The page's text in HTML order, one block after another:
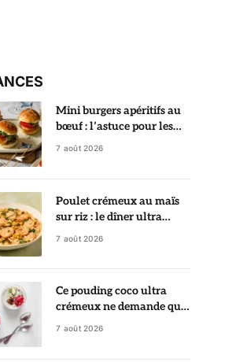
Mini burgers apéritifs au
bœuf : l’astuce pour les
garder ultra juteux
7 août 2026
Poulet crémeux au maïs
sur riz : le dîner ultra
gourmand prêt en 35
7 août 2026
Ce pouding coco ultra
crémeux ne demande que
5 minutes de préparation
7 août 2026